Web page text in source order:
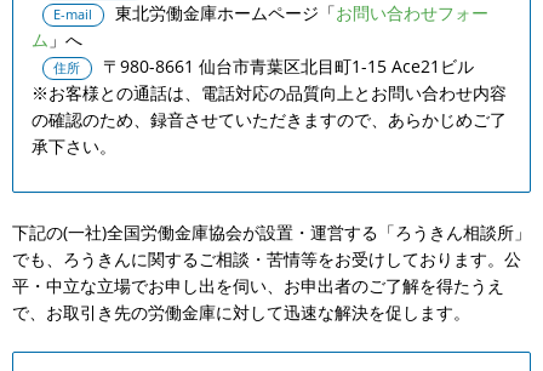
E-mail 東北労働金庫ホームページ「お問い合わせフォー
ム 」へ
住所
〒980-8661 仙台市青葉区北目町1-15 Ace21ビル
※お客様との通話は、電話対応の品質向上とお問い合わせ内容
の確認のため、録音させていただきますので、あらかじめご了
承下さい。
下記の(一社)全国労働金庫協会が設置・運営する「ろうきん相談所」
でも、ろうきんに関するご相談・苦情等をお受けしております。公
平・中立な立場でお申し出を伺い、お申出者のご了解を得たうえ
で、お取引き先の労働金庫に対して迅速な解決を促します。